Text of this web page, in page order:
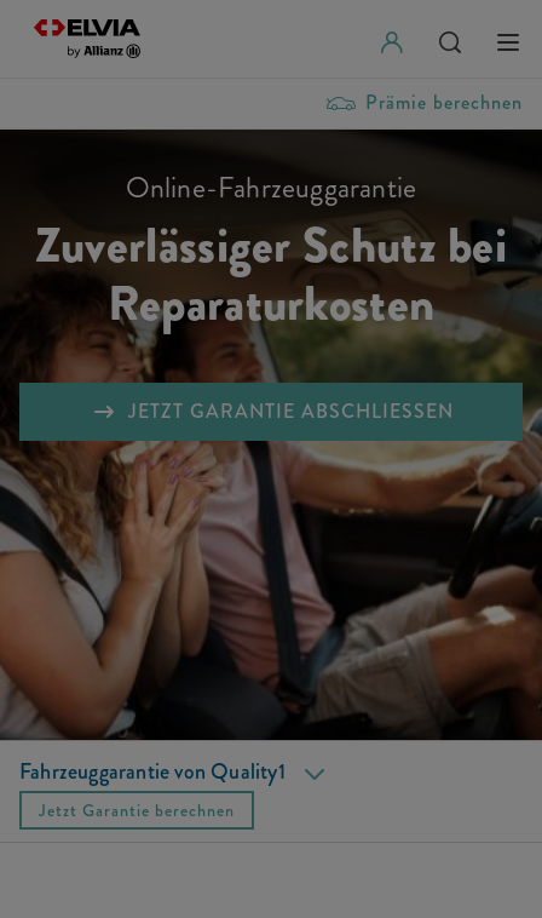
Prämie berechnen
Online-Fahrzeuggarantie
Zuverlässiger Schutz bei
Reparaturkosten
JETZT GARANTIE ABSCHLIESSEN
Fahrzeuggarantie von Quality1
So funktioniert's
Jetzt Garantie berechnen